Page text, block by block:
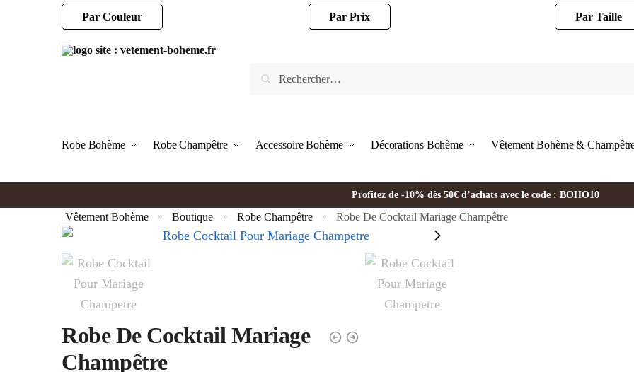
Par Couleur Par Prix Par Taille
Robe Bohème Robe Champêtre Accessoire Bohème Décorations Bohème Vêtement Bohème &
Profitez de -10% dès 50€ d’achats avec le code : BOHO10
Vêtement Bohème » Boutique » Robe Champêtre » Robe De Cocktail Mariage Champêtre
Robe De Cocktail Mariage
Champêtre